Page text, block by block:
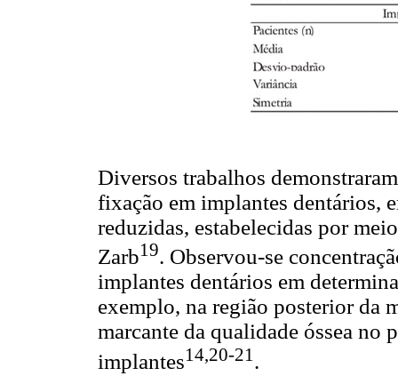
Diversos trabalhos
fixação em implantes dentários,
reduzidas, estabelecidas por
Zarb19. Observou-se
implantes dentários em
exemplo, na região posterior da
marcante da qualidade óssea no
implantes14,20-21 .